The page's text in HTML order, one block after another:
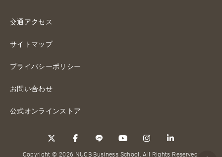
交通アクセス
サイトマップ
プライバシーポリシー
お問い合わせ
公式オンラインストア
Copyright © 2026 NUCB Business School. All Rights Reserved.